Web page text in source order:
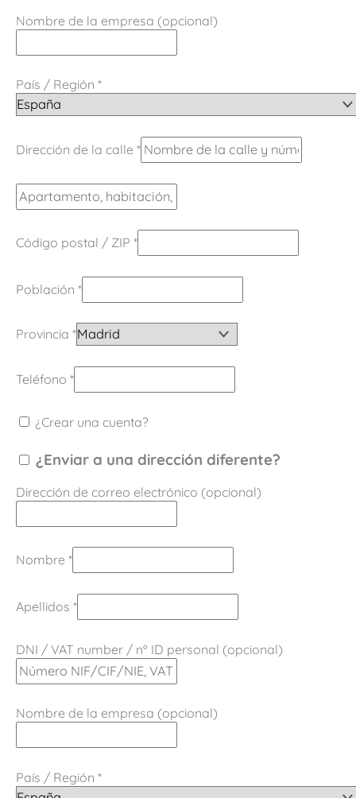
Nombre de la empresa (opcional)
País / Región *
Dirección de la calle *
Código postal / ZIP *
Población *
Provincia *
Teléfono *
¿Crear una cuenta?
¿Enviar a una dirección diferente?
Dirección de correo electrónico (opcional)
Nombre *
Apellidos *
DNI / VAT number / nº ID personal (opcional)
Nombre de la empresa (opcional)
País / Región *